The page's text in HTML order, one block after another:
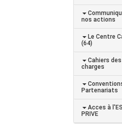
nos actions
Le Centre
(64)
Cahiers des
charges
Partenariats
Acces à
PRIVE